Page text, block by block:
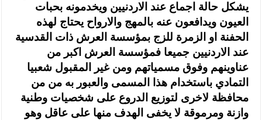
يشكل حالة اجماع عند الاردنيين ويخدمونه بحبات
العيون ويدافعون عنه بالمهج والارواح يحتاج لهذه
الحفنة او الزمرة للزج بمؤسسة العرش ذات القدسية
عند الاردنيين جميعا فمؤسسة العرش اكبر من
عناوينهم وفوق مسمياتهم ومن غير المقبول شعبيا
التمادي باستخدام هذا المسمى والعبور به من من
محافظة لاخرى لتوزيع الدروع على شخصيات وطنية
وازنة ومرموقة لا يخفى الهدف منها على عاقل وهو